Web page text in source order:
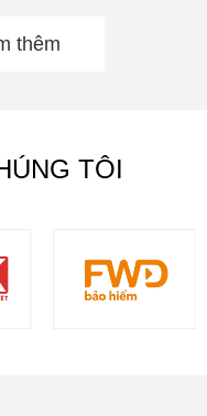
thêm
TÔI